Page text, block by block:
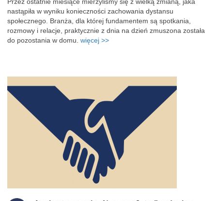
nastąpiła w wyniku konieczności zachowania dystansu
społecznego. Branża, dla której fundamentem są spotkania,
rozmowy i relacje, praktycznie z dnia na dzień zmuszona została
do pozostania w domu. więcej >>